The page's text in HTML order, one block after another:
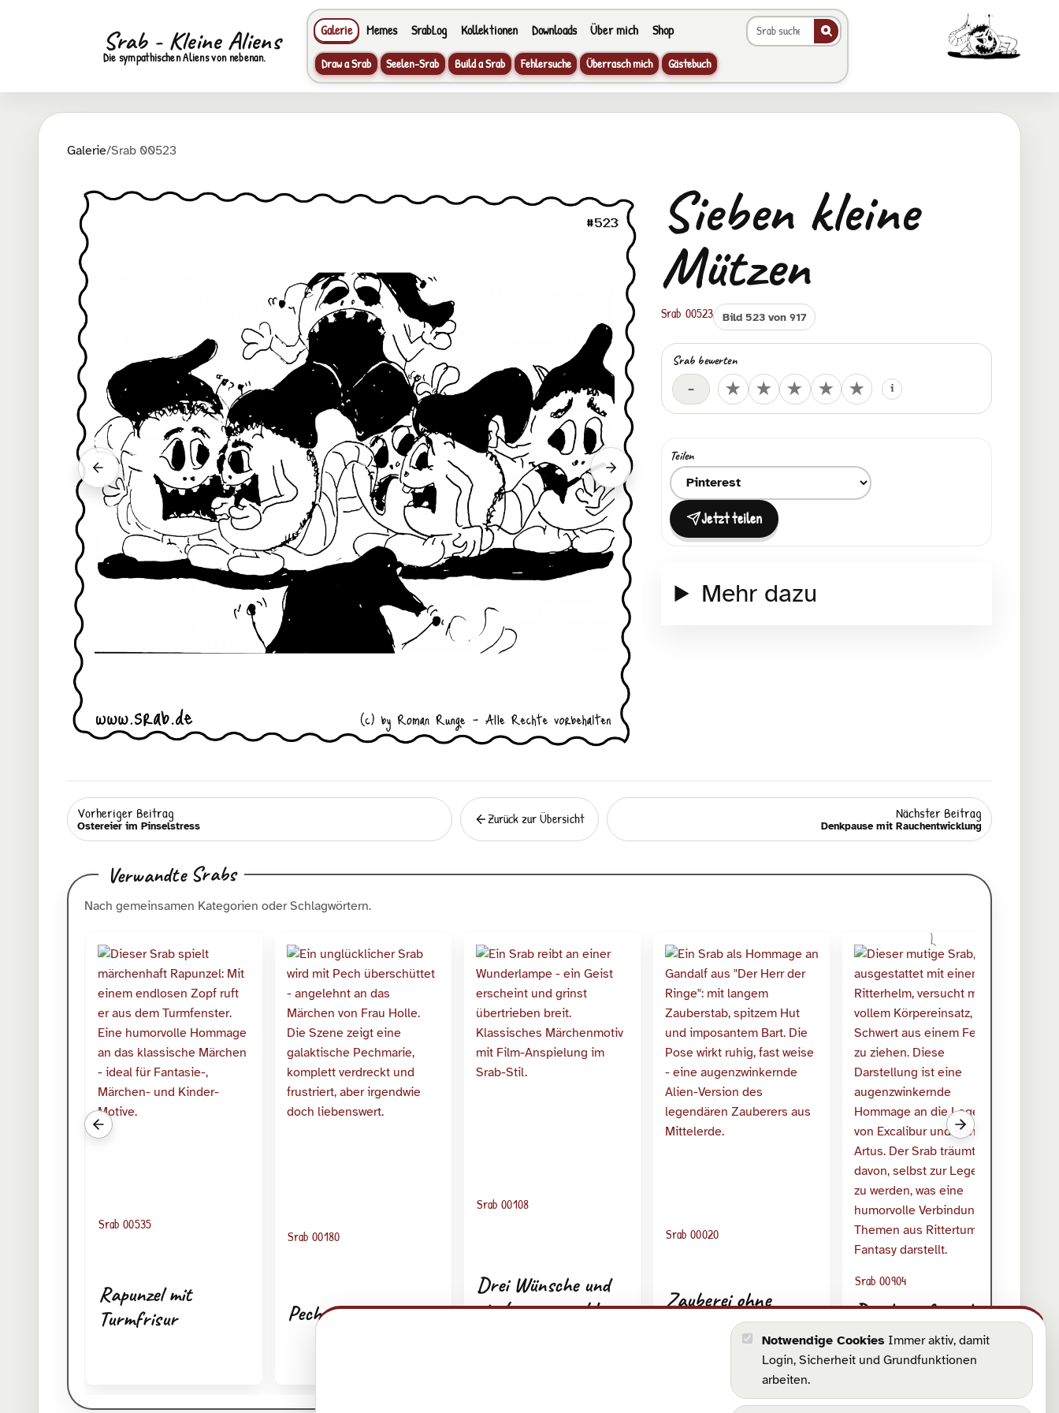
Srab - Kleine Aliens
Die sympathischen Aliens von nebenan.
Galerie Memes SrabLog Kollektionen Downloads Über mich Shop
Galerie durchsuchen
Draw a Srab
Seelen-Srab Build a Srab Fehlersuche Überrasch mich Gästebuch
Animierter Srab im
Galerie/Srab 00523
Vorheriger Srab Nächster Srab
Sieben kleine
Mützen
Srab 00523 Bild 523 von 917
Srab bewerten
–
Deine Bewertung ★
★
★
★
★ i
Teilen
Ziel zum Teilen auswählen
Jetzt teilen
Mehr dazu
Vorheriger Beitrag
Ostereier im Pinselstress Zurück
Zurück zur Übersicht Nächster Beitrag
Denkpause mit Rauchentwicklung
Verwandte Srabs
Nach gemeinsamen Kategorien oder Schlagwörtern.
Vorherige verwandte Srabs
Srab 00535
Rapunzel mit
Turmfrisur
Srab 00180
Pechregen deluxe
Srab 00108
Drei Wünsche und
ein Lampenproblem
Srab 00020
Zauberei ohne
Rückgaberecht
Srab 00904
Der kämpferische
Srab mit dem
Schwert
Nächste verwandte
Notwendige Cookies Immer aktiv, damit
Login, Sicherheit und Grundfunktionen
arbeiten.